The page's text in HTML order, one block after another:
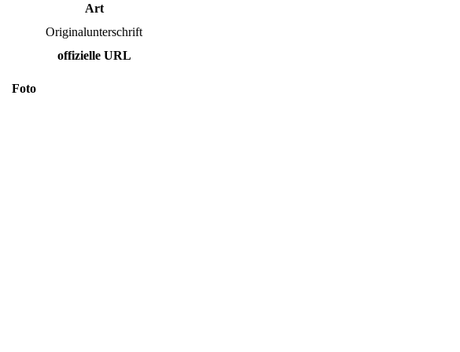
Art
Originalunterschrift
offizielle URL
Foto